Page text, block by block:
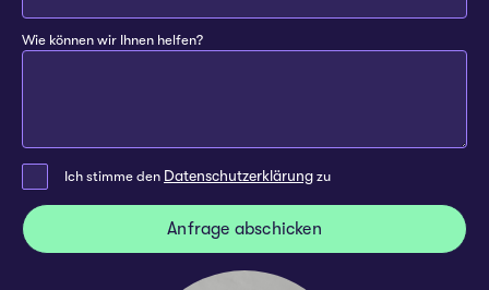
Wie können wir Ihnen helfen?
Ich stimme den Datenschutzerklärung zu